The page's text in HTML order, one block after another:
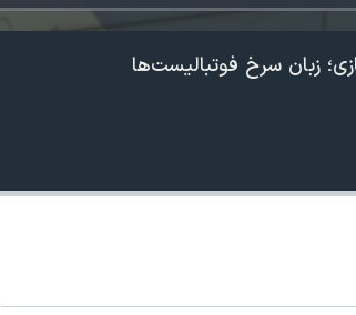
زبان سرخ فوتبالیست‌ها